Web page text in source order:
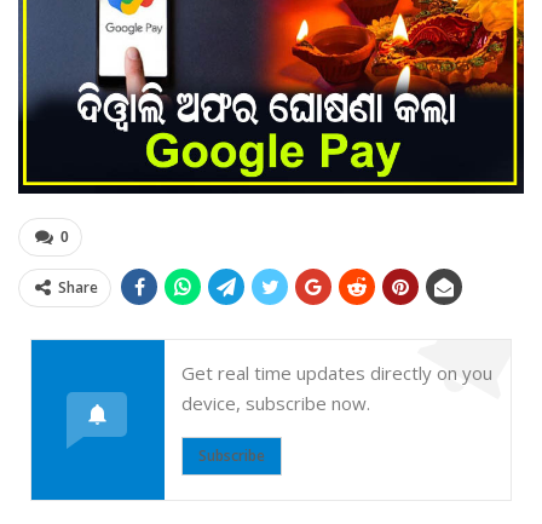
0
Share
Get real time updates directly on you
device, subscribe now.
Subscribe